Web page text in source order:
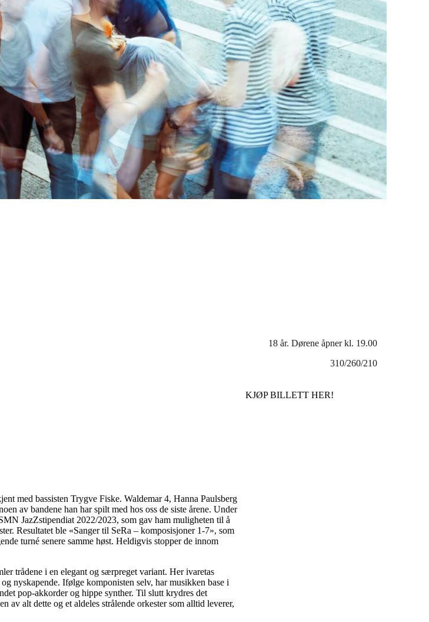
18 år. Dørene åpner kl. 19.00
310/260/210
KJØP BILLETT HER!
med bassisten Trygve Fiske. Waldemar 4, Hanna Paulsberg
av bandene han har spilt med hos oss de siste årene. Under
JazZstipendiat 2022/2023, som gav ham muligheten til å
Resultatet ble «Sanger til SeRa – komposisjoner 1-7», som
turné senere samme høst. Heldigvis stopper de innom
trådene i en elegant og særpreget variant. Her ivaretas
nyskapende. Ifølge komponisten selv, har musikken base i
pop-akkorder og hippe synther. Til slutt krydres det
av alt dette og et aldeles strålende orkester som alltid leverer,